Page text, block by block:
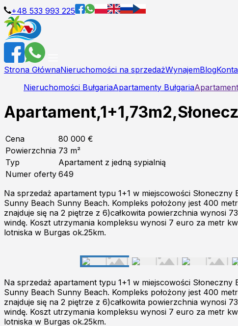
+48 533 993 225
Strona GłównaNieruchomości na sprzedażWynajemBlog
Nieruchomości BułgariaApartamenty Bułgaria
Cena
80 000 €
Powierzchnia 73 m²
Typ
Apartament z jedną sypialnią
Numer oferty 649
Na sprzedaż apartament typu 1+1 w miejscowości
Sunny Beach Sunny Beach. Kompleks położony jest 400
znajduje się na 2 piętrze z 6)całkowita powierzchnia wynosi
windę. Koszt utrzymania kompleksu wynosi 7 euro za metr
lotniska w Burgas ok.25km.
Na sprzedaż apartament typu 1+1 w miejscowości
Sunny Beach Sunny Beach. Kompleks położony jest 400
znajduje się na 2 piętrze z 6)całkowita powierzchnia wynosi
windę. Koszt utrzymania kompleksu wynosi 7 euro za metr
lotniska w Burgas ok.25km.